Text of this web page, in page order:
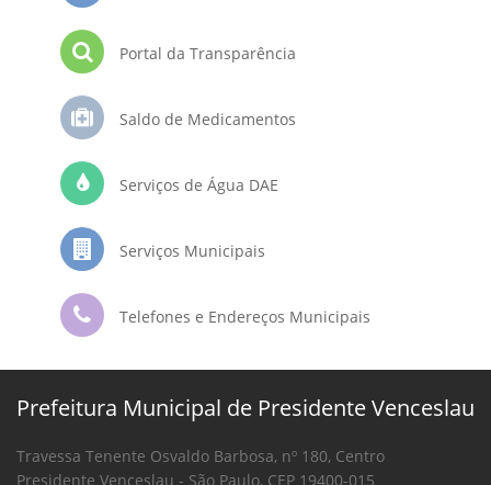
Portal da Transparência
Saldo de Medicamentos
Serviços de Água DAE
Serviços Municipais
Telefones e Endereços Municipais
Prefeitura Municipal de Presidente Venceslau
Travessa Tenente Osvaldo Barbosa, nº 180, Centro
Presidente Venceslau - São Paulo, CEP 19400-015